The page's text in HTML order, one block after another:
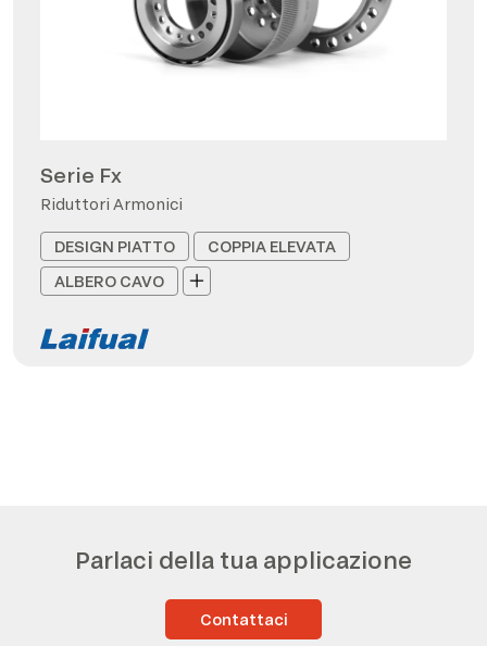
Serie Fx
Riduttori Armonici
DESIGN PIATTO
COPPIA ELEVATA
ALBERO CAVO
Parlaci della tua applicazione
Contattaci